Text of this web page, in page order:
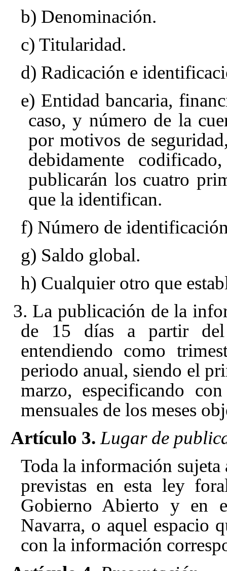
b) Denominación.
c) Titularidad.
d) Radicación e
e) Entidad bancaria,
caso, y número de la
por motivos de
debidamente
publicarán los cuatro
que la identifican.
f) Número de
g) Saldo global.
h) Cualquier otro que
3. La publicación de la
de 15 días a partir
entendiendo como
periodo anual, siendo el
marzo, especificando
mensuales de los meses
Artículo 3. Lugar de
Toda la información sujeta
previstas en esta ley
Gobierno Abierto y en
Navarra, o aquel espacio
con la información